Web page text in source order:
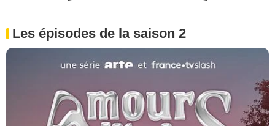
Les épisodes de la saison 2